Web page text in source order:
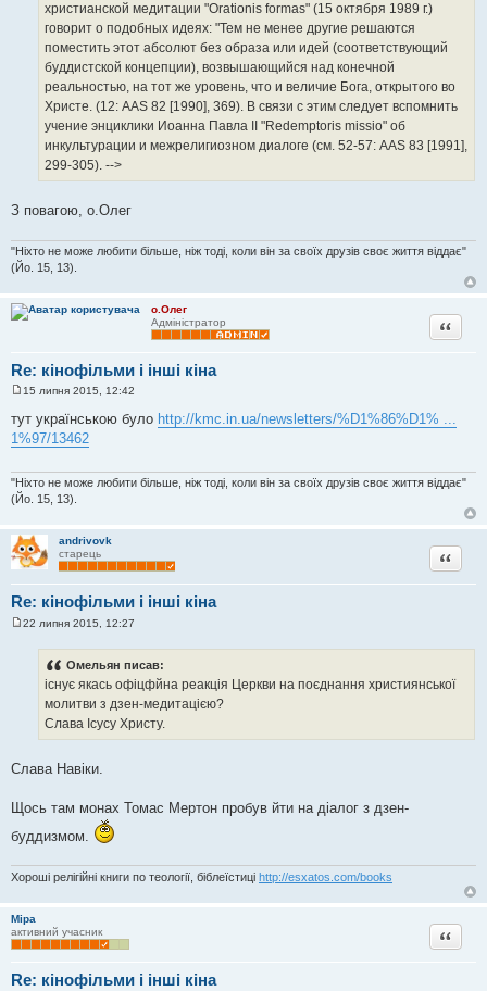
христианской медитации "Orationis formas" (15 октября 1989 г.)
говорит о подобных идеях: "Тем не менее другие решаются
поместить этот абсолют без образа или идей (соответствующий
буддистской концепции), возвышающийся над конечной
реальностью, на тот же уровень, что и величие Бога, открытого во
Христе. (12: AAS 82 [1990], 369). В связи с этим следует вспомнить
учение энциклики Иоанна Павла II "Redemptoris missio" об
инкультурации и межрелигиозном диалоге (см. 52-57: AAS 83 [1991],
299-305). -->
З повагою, о.Олег
"Ніхто не може любити більше, ніж тоді, коли він за своїх друзів своє життя віддає"
(Йо. 15, 13).
о.Олег
Адміністратор
Re: кінофільми і інші кіна
Цитата
о
в
і
м
е
н
я
15 липня 2015, 12:42
тут українською було http://kmc.in.ua/newsletters/%D1%86%D1% ...
1%97/13462
"Ніхто не може любити більше, ніж тоді, коли він за своїх друзів своє життя віддає"
(Йо. 15, 13).
andrivovk
старець
Re: кінофільми і інші кіна
Цитата
я
22 липня 2015, 12:27
Омельян писав:
існує якась офіцфйна реакція Церкви на поєднання християнської
молитви з дзен-медитацією?
Слава Ісусу Христу.
Слава Навіки.
Щось там монах Томас Мертон пробув йти на діалог з дзен-
буддизмом.
Хороші релігійні книги по теології, біблеїстиці http://esxatos.com/books
Міра
активний учасник
Re: кінофільми і інші кіна
Цитата